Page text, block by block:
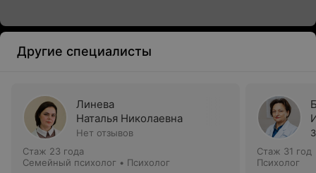
Другие специалисты
Линева
Наталья Николаевна
Нет отзывов
Стаж 23 года
Семейный психолог • Психолог
Стаж 31 год
Психолог